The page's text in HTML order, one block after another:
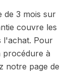
de 3 mois sur
couvre les
l'achat. Pour
procédure à
notre page de